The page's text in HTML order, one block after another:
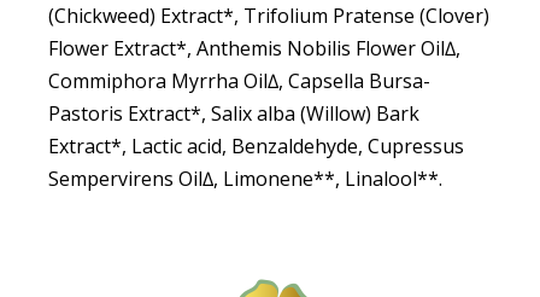
(Chickweed) Extract*, Trifolium Pratense (Clover)
Flower Extract*, Anthemis Nobilis Flower Oil∆,
Commiphora Myrrha Oil∆, Capsella Bursa-
Pastoris Extract*, Salix alba (Willow) Bark
Extract*, Lactic acid, Benzaldehyde, Cupressus
Sempervirens Oil∆, Limonene**, Linalool**.